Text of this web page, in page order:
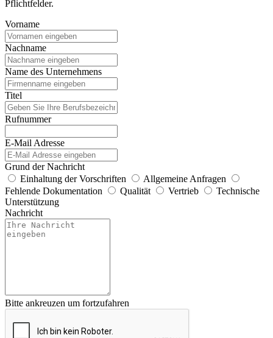
Pflichtfelder.
Vorname
Nachname
Name des Unternehmens
Titel
Rufnummer
E-Mail Adresse
Grund der Nachricht
Einhaltung der Vorschriften
Allgemeine Anfragen
Fehlende Dokumentation
Qualität Vertrieb
Technische
Unterstützung
Nachricht
Bitte ankreuzen um fortzufahren